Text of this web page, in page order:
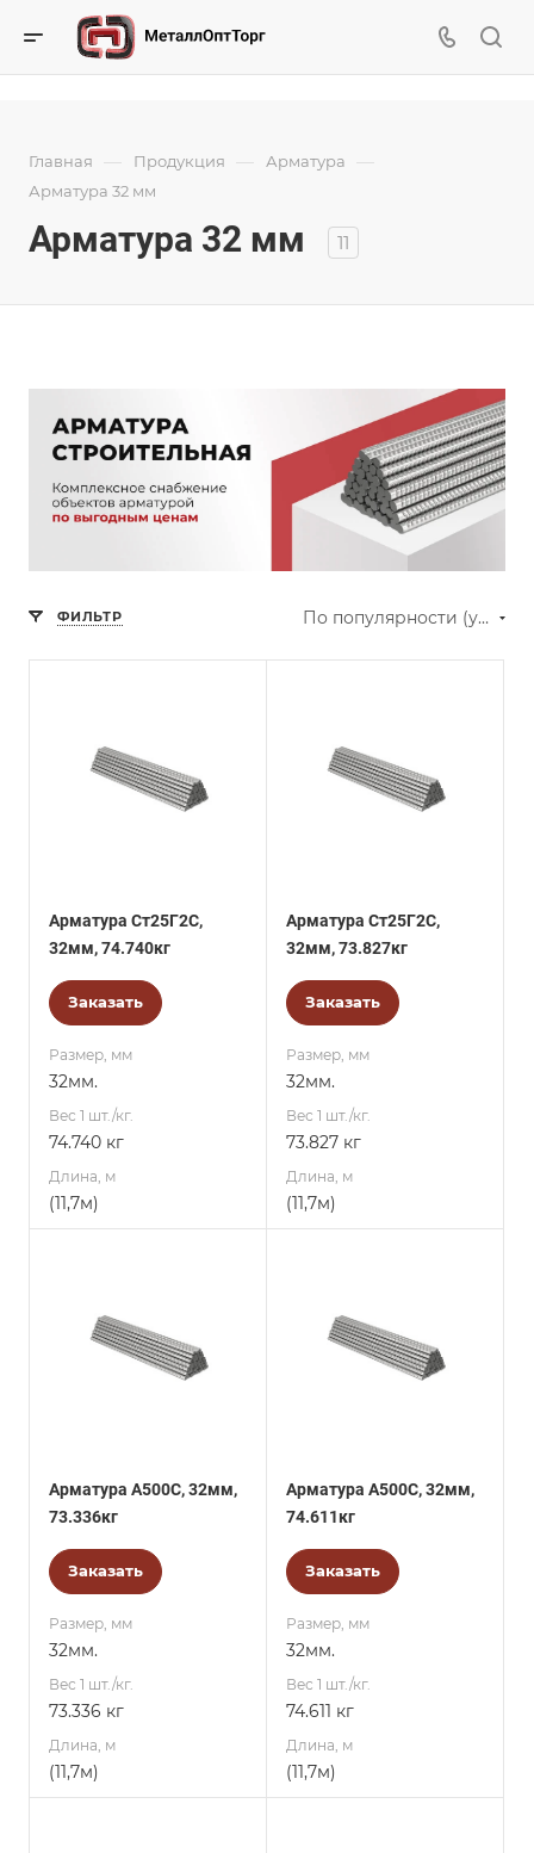
Главная — Продукция — Арматура —
Арматура 32 мм
Арматура 32 мм 11
ФИЛЬТР По популярности (убывание)
Арматура Ст25Г2С,
32мм, 74.740кг
Заказать
Размер, мм
32мм.
Вес 1 шт./кг.
74.740 кг
Длина, м
(11,7м)
Арматура Ст25Г2С,
32мм, 73.827кг
Заказать
Размер, мм
32мм.
Вес 1 шт./кг.
73.827 кг
Длина, м
(11,7м)
Арматура А500С, 32мм,
73.336кг
Заказать
Размер, мм
32мм.
Вес 1 шт./кг.
73.336 кг
Длина, м
(11,7м)
Арматура А500С, 32мм,
74.611кг
Заказать
Размер, мм
32мм.
Вес 1 шт./кг.
74.611 кг
Длина, м
(11,7м)